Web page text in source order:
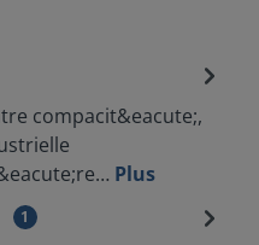
compacit&eacute;,
Plus
1